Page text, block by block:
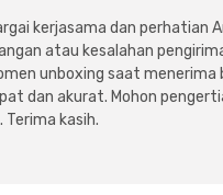
kerjasama dan perhatian
atau kesalahan
unboxing saat menerima
dan akurat. Mohon
Terima kasih.